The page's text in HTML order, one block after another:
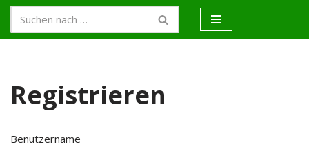
Zum
Registrieren
Benutzername